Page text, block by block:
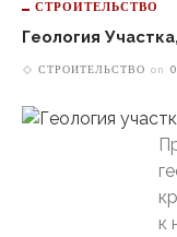
СТРОИТЕЛЬСТВО
Геология
СТРОИТЕЛЬСТВО on
к